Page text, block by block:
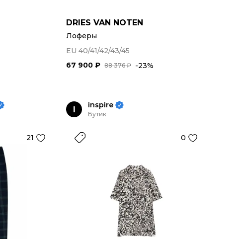
DRIES VAN NOTEN
Лоферы
EU 40/41/42/43/45
88 376 ₽
67 900 ₽ -23%
21
I inspire
Бутик
0